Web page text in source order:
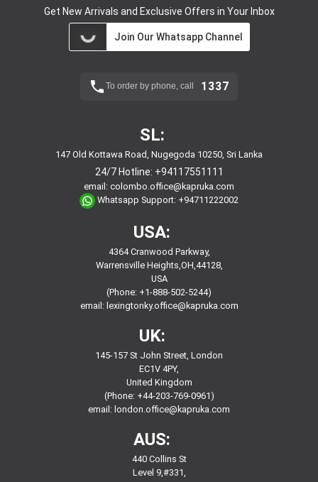
Get New Arrivals and Exclusive Offers in Your Inbox
Join Our Whatsapp Channel
To order by phone, call 1337
SL:
147 Old Kottawa Road, Nugegoda 10250, Sri Lanka
24/7 Hotline: +94117551111
email: colombo.office@kapruka.com
Whatsapp Support: +94711222002
USA:
4364 Cranwood Parkway,
Warrensville Heights,OH,44128,
USA
(Phone: +1-888-502-5244)
email: lexingtonky.office@kapruka.com
UK:
145-157 St John Street, London
EC1V 4PY,
United Kingdom
(Phone: +44-203-769-0961)
email: london.office@kapruka.com
AUS:
440 Collins St
Level 9,#331,